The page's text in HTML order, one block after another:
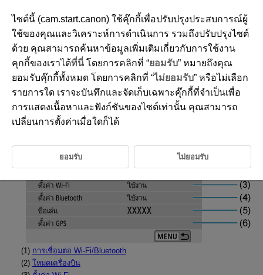
D101-143
แถบเมนู: การตั้งค่าไร้สาย
การตั้งค่าไร้สาย 1
(1) การเชื่อมต่อ Wi-Fi/Bluetooth
(2) โหมดเครื่องบิน
ไซต์นี้ (cam.start.canon) ใช้คุ๊กกี้เพื่อปรับปรุงประสบการณ์ผู้
ใช้ของคุณและวิเคราะห์การดำเนินการ รวมถึงปรับปรุงไซต์
ด้วย คุณสามารถค้นหาข้อมูลเพิ่มเติมเกี่ยวกับการใช้งาน
คุกกี้ของเราได้ที่นี่โดยการคลิกที่ “ยอมรับ” หมายถึงคุณ
ยอมรับคุ๊กกี้ทั้งหมด โดยการคลิกที่ “ไม่ยอมรับ” หรือไม่เลือก
รายการใด เราจะบันทึกและจัดเก็บเฉพาะคุ๊กกี้ที่จำเป็นเพื่อ
การแสดงเนื้อหาและฟังก์ชันของไซต์เท่านั้น คุณสามารถ
เปลี่ยนการตั้งค่าเมื่อใดก็ได้
ยอมรับ ไม่ยอมรับ